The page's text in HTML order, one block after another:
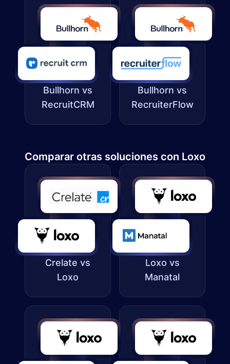
Bullhorn vs
RecruitCRM
Bullhorn vs
RecruiterFlow
Comparar otras soluciones con Loxo
Crelate vs
Loxo
Loxo vs
Manatal